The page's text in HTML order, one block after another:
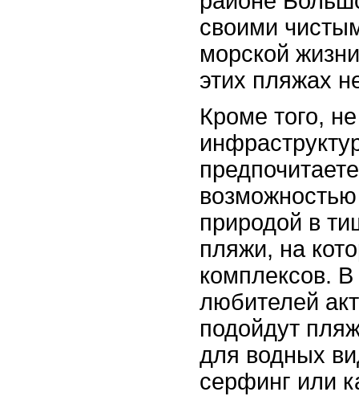
своими
морской
этих пляжах
Кроме того,
природой в
пляжи, на
комплексов.
любителей
подойдут
для водных
серфинг или